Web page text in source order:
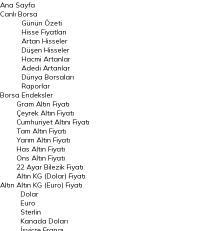
BIST 100 Hisseleri
En Çok Artan Hisseler
En Çok Düşen Hisseler
Hacmi Artanlar
Geçmiş Kapanışlar
Dünya Borsaları
Raporlar
Endeksler
DÖVİZ
Döviz Kuru
Dolar Kuru
Euro Kuru
Pound Kuru
Frank Kuru
Ana Sayfa
Canlı Borsa
Borsa
Günün Özeti
Hisse Fiyatları
Artan Hisseler
Düşen Hisseler
Hacmi Artanlar
Adedi Artanlar
Dünya Borsaları
Raporlar
Endeksler
Altın
Gram Altın Fiyatı
Çeyrek Altın Fiyatı
Cumhuriyet Altını Fiyatı
Tam Altın Fiyatı
Yarım Altın Fiyatı
Has Altın Fiyatı
Ons Altın Fiyatı
22 Ayar Bilezik Fiyatı
Altın KG (Dolar) Fiyatı
Altın KG (Euro) Fiyatı
Dolar
Euro
Sterlin
Kanada Doları